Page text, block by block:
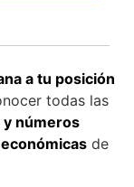
a tu posición
todas las
números
de